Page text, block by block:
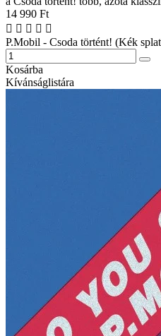
14 990 Ft
P.Mobil - Csoda történt! (Kék
Kosárba
Kívánságlistára